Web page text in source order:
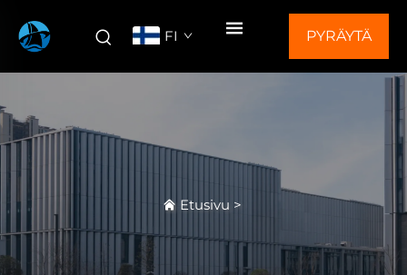
FI PYRÄYTÄ
Etusivu >